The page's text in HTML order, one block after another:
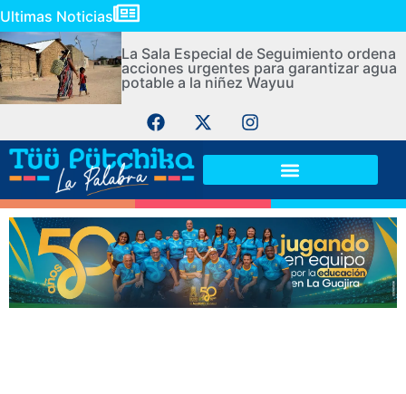
Ultimas Noticias
La Sala Especial de Seguimiento ordena
acciones urgentes para garantizar agua
potable a la niñez Wayuu